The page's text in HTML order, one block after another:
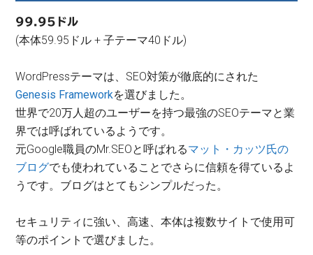
99.95ドル
(本体59.95ドル + 子テーマ40ドル)
WordPressテーマは、SEO対策が徹底的にされた
Genesis Frameworkを選びました。
世界で20万人超のユーザーを持つ最強のSEOテーマと業
界では呼ばれているようです。
元Google職員のMr.SEOと呼ばれるマット・カッツ氏の
ブログでも使われていることでさらに信頼を得ているよ
うです。ブログはとてもシンプルだった。
セキュリティに強い、高速、本体は複数サイトで使用可
等のポイントで選びました。